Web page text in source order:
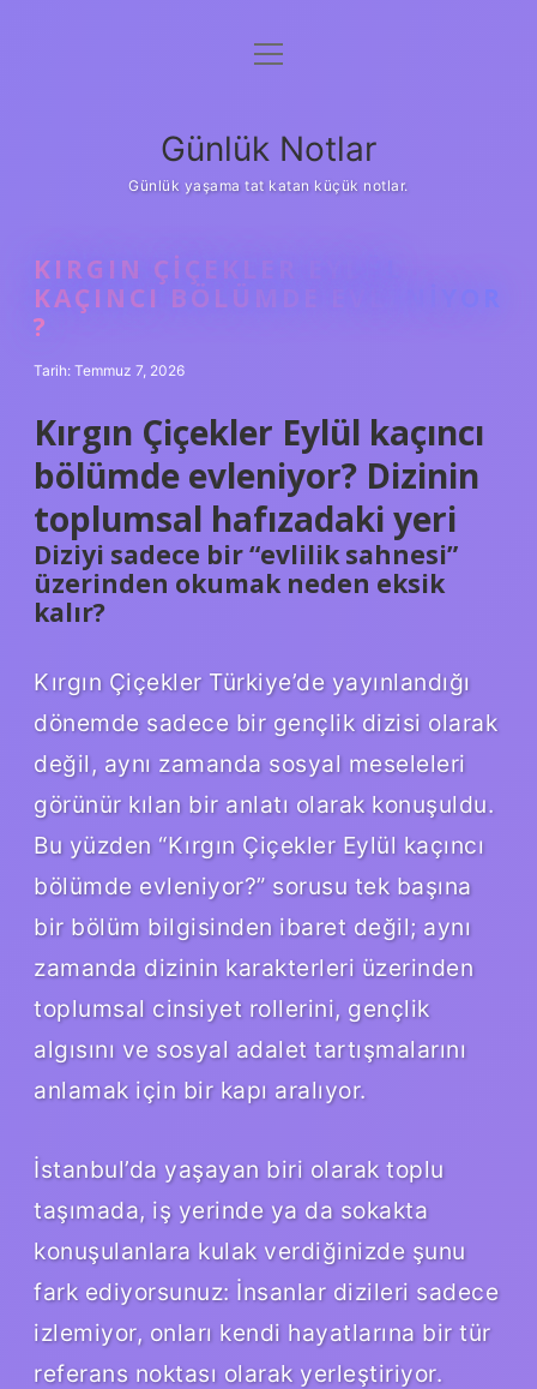
Anasayfa
Yasal Uyarı
menüyü
Günlük Notlar
Günlük yaşama tat katan küçük notlar.
KIRGIN ÇIÇEKLER EYLÜL
KAÇINCI BÖLÜMDE EVLENIYOR
?
Tarih: Temmuz 7, 2026
Kırgın Çiçekler Eylül kaçıncı
bölümde evleniyor? Dizinin
toplumsal hafızadaki yeri
Diziyi sadece bir “evlilik sahnesi”
üzerinden okumak neden eksik
kalır?
Kırgın Çiçekler Türkiye’de yayınlandığı
dönemde sadece bir gençlik dizisi olarak
değil, aynı zamanda sosyal meseleleri
görünür kılan bir anlatı olarak konuşuldu.
Bu yüzden “Kırgın Çiçekler Eylül kaçıncı
bölümde evleniyor?” sorusu tek başına
bir bölüm bilgisinden ibaret değil; aynı
zamanda dizinin karakterleri üzerinden
toplumsal cinsiyet rollerini, gençlik
algısını ve sosyal adalet tartışmalarını
anlamak için bir kapı aralıyor.
İstanbul’da yaşayan biri olarak toplu
taşımada, iş yerinde ya da sokakta
konuşulanlara kulak verdiğinizde şunu
fark ediyorsunuz: İnsanlar dizileri sadece
izlemiyor, onları kendi hayatlarına bir tür
referans noktası olarak yerleştiriyor.